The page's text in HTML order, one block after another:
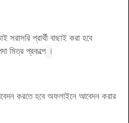
সরাসরি প্রার্থী বাছাই করা হবে
মিত্র প্রকল্পে ।
করতে হবে অফলাইনে আবেদন করার